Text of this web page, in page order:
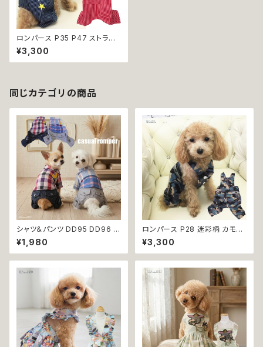
ロンパース P35 P47 ストライ
プ おしゃれ デニム レッド ハンド
メイド 小型犬 犬 猫 ペット 服
犬服 猫服 犬の服 猫の服 ドッグ
¥3,300
同じカテゴリの商品
シャツ＆パンツ DD95 DD96 チ
ェック柄 星柄 半袖 つなぎ オー
ルインワン カバーオール 犬用
猫用 犬 猫 ペット 服 犬服 猫服
¥1,980
ロンパース P28 迷彩柄 カモフ
ラ おしゃれ アーミー 小型犬 犬
猫 ペット 服 犬服 猫服 犬の服
猫の服 ドッグウェア 返品交換不
¥3,300